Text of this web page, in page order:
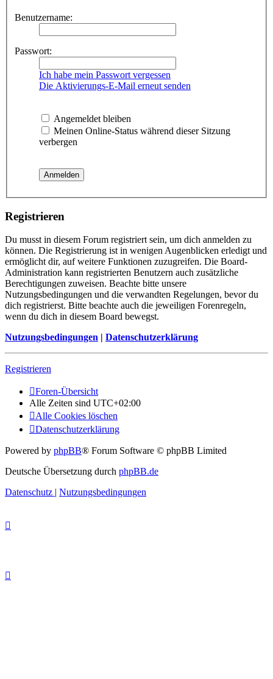
Benutzername:
Passwort:
Ich habe mein Passwort vergessen
Die Aktivierungs-E-Mail erneut senden
Angemeldet bleiben
Meinen Online-Status während dieser Sitzung
verbergen
Registrieren
Du musst in diesem Forum registriert sein, um dich anmelden zu
können. Die Registrierung ist in wenigen Augenblicken erledigt und
ermöglicht dir, auf weitere Funktionen zuzugreifen. Die Board-
Administration kann registrierten Benutzern auch zusätzliche
Berechtigungen zuweisen. Beachte bitte unsere
Nutzungsbedingungen und die verwandten Regelungen, bevor du
dich registrierst. Bitte beachte auch die jeweiligen Forenregeln,
wenn du dich in diesem Board bewegst.
Nutzungsbedingungen | Datenschutzerklärung
Registrieren
Foren-Übersicht
Alle Zeiten sind UTC+02:00
Alle Cookies löschen
Datenschutzerklärung
Powered by phpBB® Forum Software © phpBB Limited
Deutsche Übersetzung durch phpBB.de
Datenschutz | Nutzungsbedingungen